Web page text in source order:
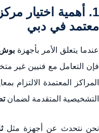
1. أهمية اختيار
معتمد في دبي
عندما يتعلق الأمر بأجهزة
فإن التعامل مع فنيين غير
المراكز المعتمدة الالتزام
التشخيصية المتقدمة لضمان
نحن نتحدث عن أجهزة مثل